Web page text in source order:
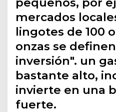
mercados
lingotes de 100
onzas se
inversión". un
bastante alto,
invierte en una
fuerte.